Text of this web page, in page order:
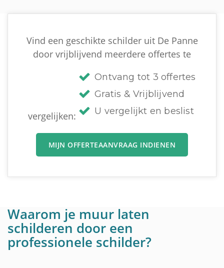
Vind een geschikte schilder uit De Panne
door vrijblijvend meerdere offertes te
vergelijken:
Ontvang tot 3 offertes
Gratis & Vrijblijvend
U vergelijkt en beslist
MIJN OFFERTEAANVRAAG INDIENEN
Waarom je muur laten
schilderen door een
professionele schilder?